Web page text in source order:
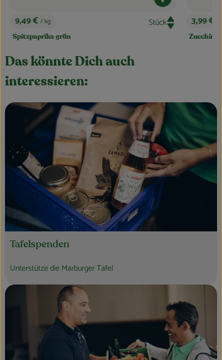
, Preis:
3,99 €/ kg
Zucchini gelb
Das könnte Dich auch
interessieren:
Tafelspenden
Unterstütze die Marburger Tafel